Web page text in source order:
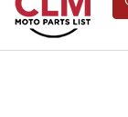
265 Montée de